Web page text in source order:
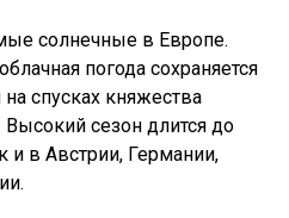
солнечные в Европе.
погода сохраняется
на спусках княжества
сезон длится до
и в Австрии, Германии,